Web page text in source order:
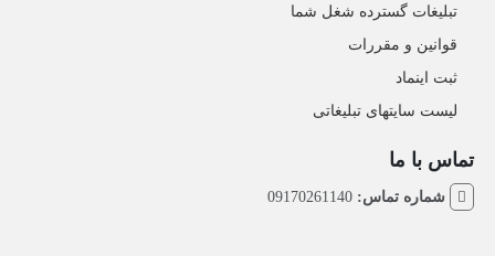
تبلیغات گسترده شغل شما
قوانین و مقررات
ثبت اینماد
لیست سایتهای تبلیغاتی
تماس با ما
شماره تماس:09170261140